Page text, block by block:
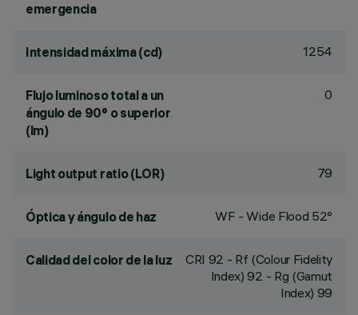
emergencia
Intensidad máxima (cd) 1254
Flujo luminoso total a un
ángulo de 90° o superior
(lm)
0
Light output ratio (LOR) 79
Óptica y ángulo de haz WF - Wide Flood 52°
Calidad del color de la luz CRI 92 - Rf (Colour Fidelity
Index) 92 - Rg (Gamut
Index) 99